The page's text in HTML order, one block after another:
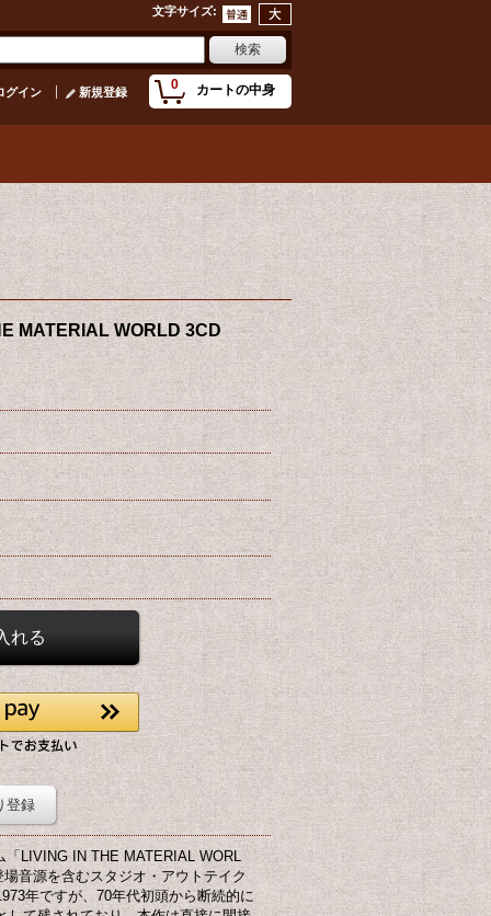
文字サイズ:
0 カートの中身
グイン 新規登録
MATERIAL WORLD 3CD
登録
LIVING IN THE MATERIAL WORL
音源を含むスタジオ・アウトテイク
年ですが、70年代初頭から断続的に